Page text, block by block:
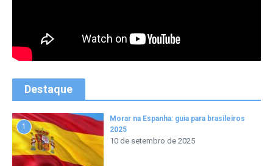
Destaque
1
Morar na Espanha: guia para brasileiros
2025
10 de setembro de 2025